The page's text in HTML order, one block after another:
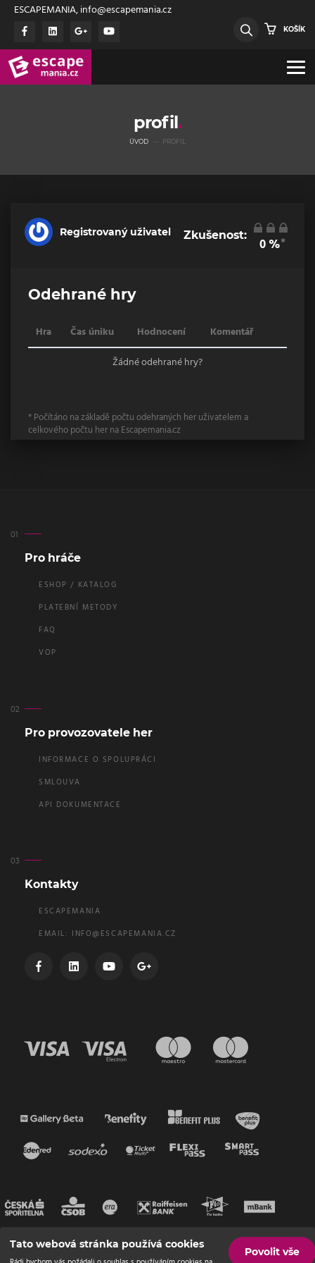
ESCAPEMANIA, info@escapemania.cz
KOŠÍK
profil
ÚVOD PROFIL
Registrovaný uživatel Zkušenost:
0%*
Odehrané hry
Hra Čas úniku Hodnocení
Komentář
Žádné odehrané hry?
* Počítáno na základě počtu odehraných her uživatelem a
celkového počtu her na Escapemania.cz
Pro hráče
ESHOP / KATALOG
PLATEBNÍ METODY
FAQ
VOP
Pro provozovatele her
INFORMACE O SPOLUPRÁCI
SMLOUVA
API DOKUMENTACE
Kontakty
ESCAPEMANIA
EMAIL: INFO@ESCAPEMANIA.CZ
Tato webová stránka používá cookies
Povolit vše